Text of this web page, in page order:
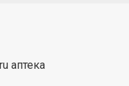
аптека